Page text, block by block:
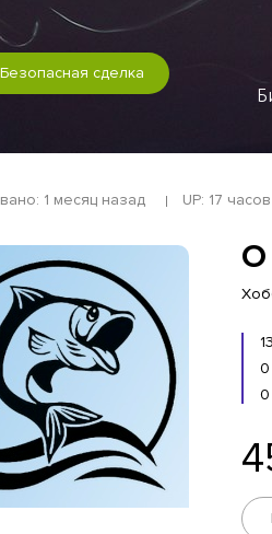
Безопасная сделка
1 месяц назад UP: 17
О
0
0